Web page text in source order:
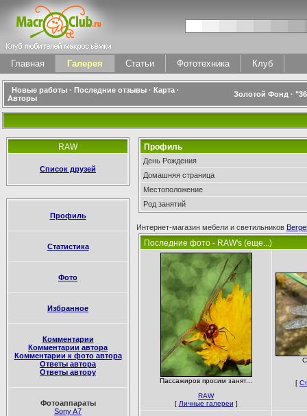
Главная Галерея Статьи Фототехника Клуб
Новые работы · Последние отзывы · Карта ·
Авторы
Золотой Фонд ·
RAW
Список друзей
Профиль
Статистика
Фото
Избранное
Комментарии
Комментарии автора
Комментарии к фото автора
Ответы автора
Ответы автору
Фотоаппараты
Sony A7
Профиль
День Рождения
Домашняя страница
Местоположение
Род занятий
Интернет-магазин мебели и светильников
Последние фото - RAW's (еще...)
Пассажиров просим занят...
RAW
[ Личные галереи ]
[